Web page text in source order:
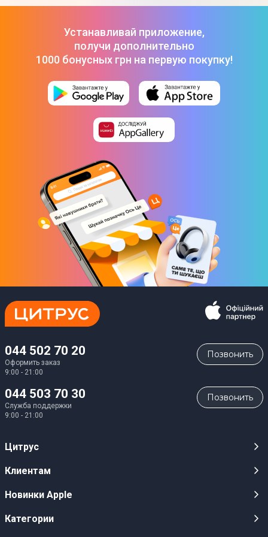
Гладильный каток Miele B 995 D (13099504RU)-
Устанавливай приложение,
получи дополнительно
1000 бонусных грн на первую покупку!
044 502 70 20
Оформить заказ
9:00 - 21:00
Позвонить
044 503 70 30
Служба поддержки
9:00 - 21:00
Позвонить
Цитрус
Карьера
Оптовым клиентам
Клиентам
Публичные оферты
Новинки Apple
iPhone 17
Категории